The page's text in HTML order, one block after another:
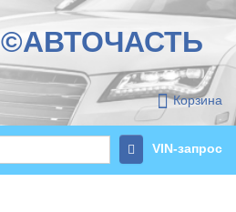
©АВТОЧАСТЬ
Корзина
VIN-запрос